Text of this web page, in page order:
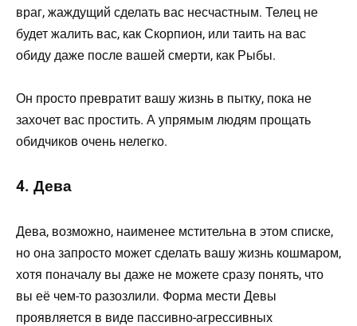
враг, жаждущий сделать вас несчастным. Телец не
будет жалить вас, как Скорпион, или таить на вас
обиду даже после вашей смерти, как Рыбы.
Он просто превратит вашу жизнь в пытку, пока не
захочет вас простить. А упрямым людям прощать
обидчиков очень нелегко.
4. Дева
Дева, возможно, наименее мстительна в этом списке,
но она запросто может сделать вашу жизнь кошмаром,
хотя поначалу вы даже не можете сразу понять, что
вы её чем-то разозлили. Форма мести Девы
проявляется в виде пассивно-агрессивных